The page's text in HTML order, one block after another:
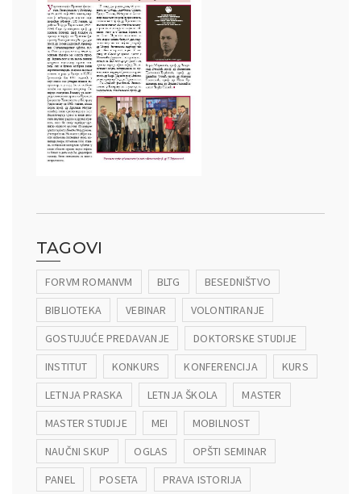
TAGOVI
FORVM ROMANVM BLTG
BESEDNIŠTVO
BIBLIOTEKA
VEBINAR
VOLONTIRANJE
GOSTUJUĆE PREDAVANJE
DOKTORSKE STUDIJE
INSTITUT
KONKURS KONFERENCIJA
KURS
LETNJA PRASKA
LETNJA ŠKOLA
MASTER
MASTER STUDIJE
MEI
MOBILNOST
NAUČNI SKUP
OGLAS
OPŠTI SEMINAR
PANEL
POSETA
PRAVA ISTORIJA